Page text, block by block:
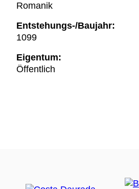
Romanik
Entstehungs-/Baujahr:
1099
Eigentum:
Öffentlich